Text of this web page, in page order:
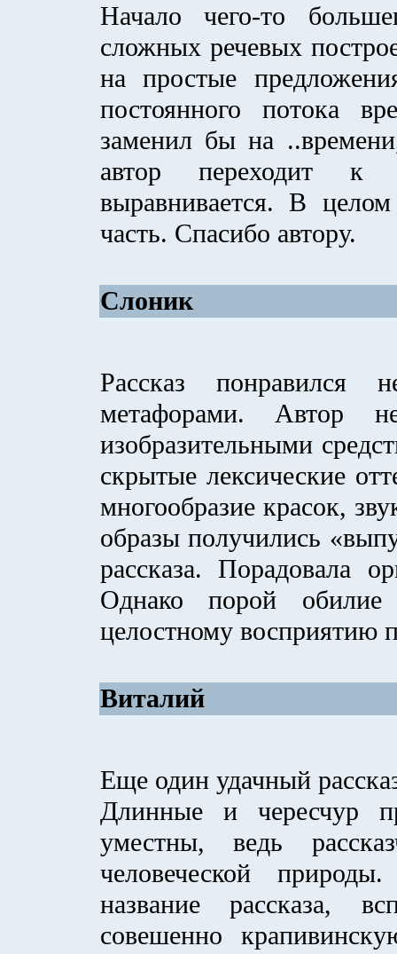
Начало чего-то
сложных речевых
на простые
постоянного потока
заменил бы на
автор переходит к
выравнивается. В
часть. Спасибо автору.
Слоник
Рассказ понравился
метафорами. Автор
изобразительными
скрытые лексические
многообразие красок,
образы получились
рассказа. Порадовала
Однако порой
целостному восприятию
Виталий
Еще один удачный
Длинные и чересчур
уместны, ведь
человеческой
название рассказа,
совешенно